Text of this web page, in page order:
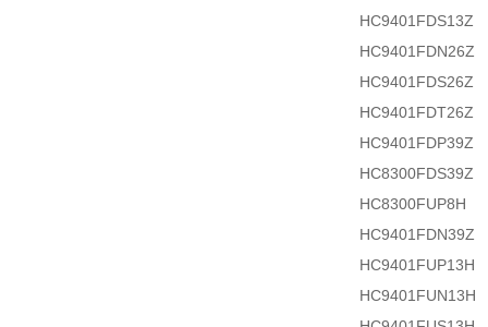
HC9401FDS13Z
HC9401FDN26Z
HC9401FDS26Z
HC9401FDT26Z
HC9401FDP39Z
HC8300FDS39Z
HC8300FUP8H
HC9401FDN39Z
HC9401FUP13H
HC9401FUN13H